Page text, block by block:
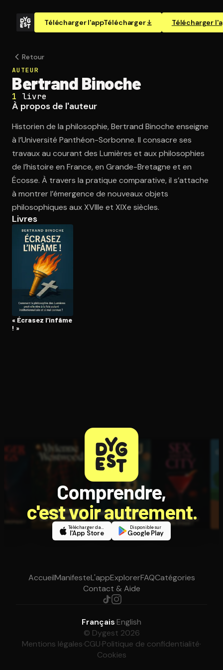
Télécharger l'appTélécharger Télécharger
Ouvre l'app Appareil photo, pointe sur le code. C'est gratuit à
Retour
AUTEUR
Bertrand Binoche
1 livre
À propos de l'auteur
Historien de la philosophie, Bertrand Binoche enseigne
à l’Université Panthéon-Sorbonne. Il consacre ses
travaux au courant des Lumières et aux philosophies
de l’histoire en France, en Grande-Bretagne et en
Écosse. À travers la pratique comparative, il s’attache
à montrer l’émergence de nouveaux objets
philosophiques aux XVIIIe et XIXe siècles.
Livres
« Écrasez l’infâme
! »
Comprendre,
c'est voir autrement.
Télécharger dans
l'App Store
Disponible sur
Google Play
AccueilManifesteL'appExplorerFAQCatégories
Contact & Aide
Français·English
© Dygest 2026
Mentions légales·CGU·Politique de confidentialité·
Cookies